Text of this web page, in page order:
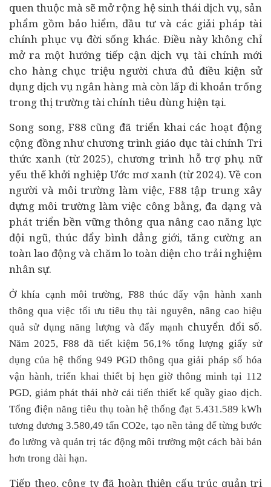
quen thuộc mà sẽ mở rộng hệ sinh thái dịch vụ, sản
phẩm gồm bảo hiểm, đầu tư và các giải pháp tài
chính phục vụ đời sống khác. Điều này không chỉ
mở ra một hướng tiếp cận dịch vụ tài chính mới
cho hàng chục triệu người chưa đủ điều kiện sử
dụng dịch vụ ngân hàng mà còn lấp đi khoản trống
trong thị trường tài chínhtiêu dùnghiện tại.
Song song, F88 cũng đã triển khai các hoạt động
cộng đồng như chương trình giáo dục tài chính Tri
thức xanh (từ 2025), chương trình hỗ trợ phụ nữ
yếu thếkhởi nghiệp Ước mơ xanh (từ 2024). Về con
người và môi trường làm việc, F88 tập trung xây
dựng môi trường làm việc công bằng, đa dạng và
phát triển bền vững thông qua nâng cao năng lực
đội ngũ, thúc đẩy bình đẳng giới, tăng cường an
toàn lao động và chăm lo toàn diện cho trải nghiệm
nhân sự.
Ở khía cạnh môi trường, F88 thúc đẩy vận hành xanh
thông qua việc tối ưu tiêu thụ tài nguyên, nâng cao hiệu
quả sử dụng năng lượng và đẩy mạnh chuyển đổi số.
Năm 2025, F88 đã tiết kiệm 56,1% tổng lượng giấy sử
dụng của hệ thống 949 PGD thông qua giải pháp số hóa
vận hành, triển khai thiết bị hẹn giờ thông minh tại 112
PGD, giảm phát thải nhờ cải tiến thiết kế quầy giao dịch.
Tổng điện năng tiêu thụ toàn hệ thống đạt 5.431.589 kWh
tương đương 3.580,49 tấn CO2e, tạo nền tảng để từng bước
đo lường và quản trị tác động môi trường một cách bài bản
hơn trong dài hạn.
Tiếp theo, công ty đã hoàn thiện cấu trúc quản trị